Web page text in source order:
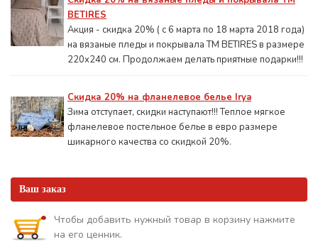
BETIRES
Акция - скидка 20% ( с 6 марта по 18 марта 2018 года)
на вязаные пледы и покрывала ТМ BETIRES в размере
220х240 см. Продолжаем делать приятные подарки!!!
Скидка 20% на фланелевое белье Irya
Зима отступает, скидки наступают!!! Теплое мягкое
фланелевое постельное белье в евро размере
шикарного качества со скидкой 20%.
Ваш заказ
Чтобы добавить нужный товар в корзину нажмите
на его ценник.